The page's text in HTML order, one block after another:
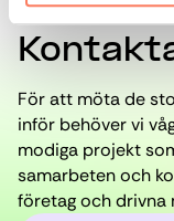
För att möta de
inför behöver vi
modiga projekt
samarbeten och
företag och drivna